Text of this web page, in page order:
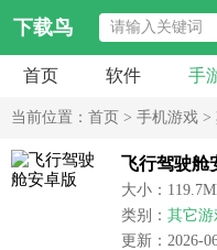
下载鸟
首页 软件 手
当前位置： 首页 > 手机游戏 >
飞行驾驶舱
大小：
类别： 其它游
更新：2026-